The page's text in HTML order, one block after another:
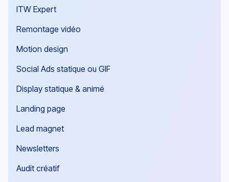
ITW Expert
Remontage vidéo
Motion design
Social Ads statique ou GIF
Display statique & animé
Landing page
Lead magnet
Newsletters
Audit créatif